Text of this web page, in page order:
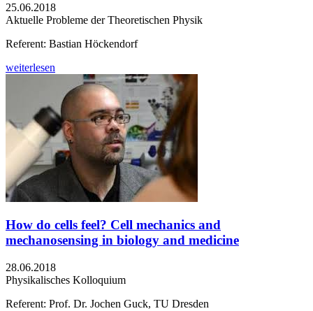
25.06.2018
Aktuelle Probleme der Theoretischen Physik
Referent: Bastian Höckendorf
weiterlesen
How do cells feel? Cell mechanics and
mechanosensing in biology and medicine
28.06.2018
Physikalisches Kolloquium
Referent: Prof. Dr. Jochen Guck, TU Dresden